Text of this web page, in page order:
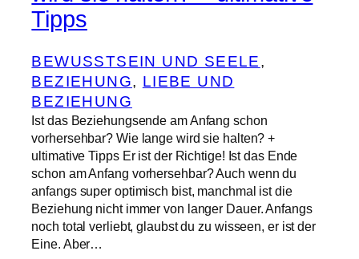
Tipps
BEWUSSTSEIN UND SEELE
BEZIEHUNG, LIEBE UND
BEZIEHUNG
Ist das Beziehungsende am Anfang schon
vorhersehbar? Wie lange wird sie halten? +
ultimative Tipps Er ist der Richtige! Ist das Ende
schon am Anfang vorhersehbar? Auch wenn du
anfangs super optimisch bist, manchmal ist die
Beziehung nicht immer von langer Dauer. Anfangs
noch total verliebt, glaubst du zu wisseen, er ist der
Eine. Aber…